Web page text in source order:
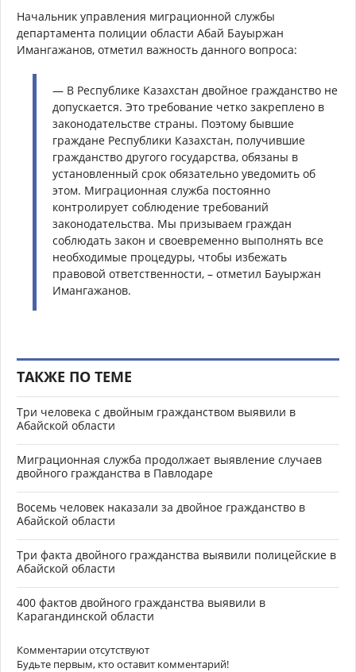
Начальник управления миграционной службы
департамента полиции области Абай Бауыржан
Имангажанов, отметил важность данного вопроса:
— В Республике Казахстан двойное гражданство не
допускается. Это требование четко закреплено в
законодательстве страны. Поэтому бывшие
граждане Республики Казахстан, получившие
гражданство другого государства, обязаны в
установленный срок обязательно уведомить об
этом. Миграционная служба постоянно
контролирует соблюдение требований
законодательства. Мы призываем граждан
соблюдать закон и своевременно выполнять все
необходимые процедуры, чтобы избежать
правовой ответственности, – отметил Бауыржан
Имангажанов.
ТАКЖЕ ПО ТЕМЕ
Три человека с двойным гражданством выявили в
Абайской области
Миграционная служба продолжает выявление случаев
двойного гражданства в Павлодаре
Восемь человек наказали за двойное гражданство в
Абайской области
Три факта двойного гражданства выявили полицейские в
Абайской области
400 фактов двойного гражданства выявили в
Карагандинской области
Комментарии отсутствуют
Будьте первым, кто оставит комментарий!